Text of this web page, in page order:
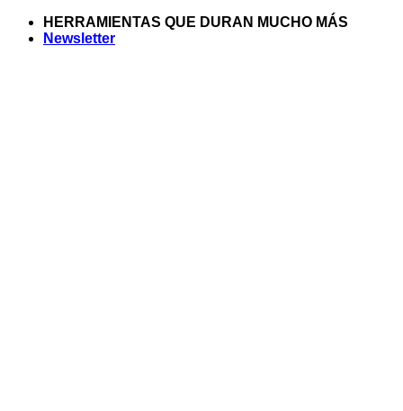
Saltar
HERRAMIENTAS QUE DURAN MUCHO MÁS
Newsletter